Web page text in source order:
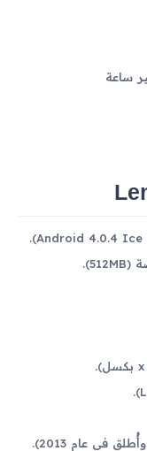
في عام 2013).